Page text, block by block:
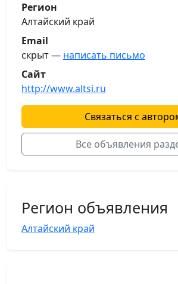
Регион
Алтайский край
Email
скрыт — написать письмо
Сайт
http://www.altsi.ru
Связаться с
Все объявления
Регион объявления
Алтайский край